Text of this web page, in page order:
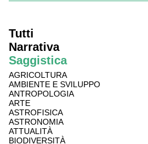
Tutti
Narrativa
Saggistica
AGRICOLTURA
AMBIENTE E SVILUPPO
ANTROPOLOGIA
ARTE
ASTROFISICA
ASTRONOMIA
ATTUALITÀ
BIODIVERSITÀ